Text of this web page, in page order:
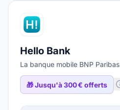
Hello Bank
La banque mobile BNP Paribas
🎁Jusqu'à 300 € offerts